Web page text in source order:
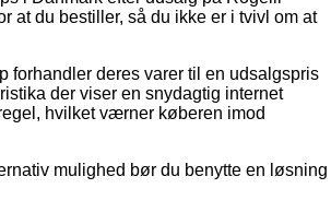
at du bestiller, så du ikke er i tvivl om at
deres varer til en udsalgspris
der viser en snydagtig internet
hvilket værner køberen imod
mulighed bør du benytte en løsning